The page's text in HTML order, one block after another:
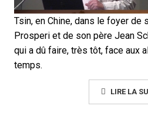
Tsin, en Chine, dans le foyer de
Prosperi et de son père Jean
qui a dû faire, très tôt, face aux
temps.
LIRE LA